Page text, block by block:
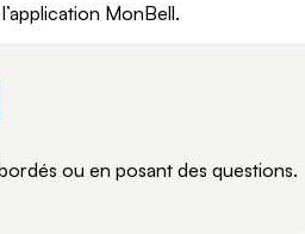
MonBell.
ou en posant des questions.